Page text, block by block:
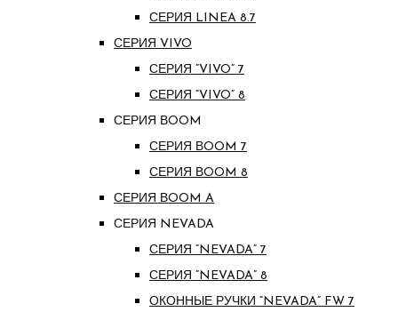
СЕРИЯ LINEA 8.7
СЕРИЯ VIVO
СЕРИЯ “VIVO” 7
СЕРИЯ “VIVO” 8
СЕРИЯ ВOOM
СЕРИЯ ВOOM 7
СЕРИЯ ВOOM 8
СЕРИЯ ВOOM A
СЕРИЯ NEVADA
СЕРИЯ “NEVADA” 7
СЕРИЯ “NEVADA” 8
ОКОННЫЕ РУЧКИ “NEVADA” FW 7